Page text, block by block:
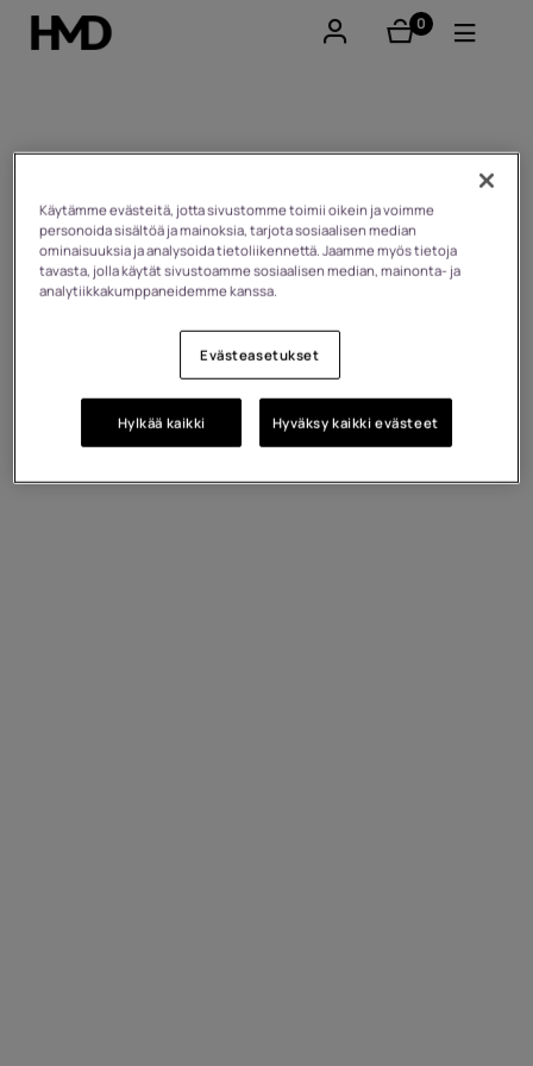
0
tuotteet
Smartphones
Perinteiset puhelimet
Lisävarusteet
Tarjoukset
Käytämme evästeitä, jotta sivustomme toimii oikein ja voimme
personoida sisältöä ja mainoksia, tarjota sosiaalisen median
ominaisuuksia ja analysoida tietoliikennettä. Jaamme myös tietoja
tavasta, jolla käytät sivustoamme sosiaalisen median, mainonta- ja
analytiikkakumppaneidemme kanssa.
Evästeasetukset
Hylkää kaikki Hyväksy kaikki evästeet